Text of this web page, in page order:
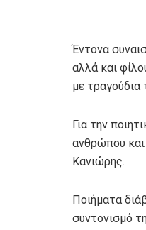
Έντονα
αλλά και
με τραγούδια
Για την
ανθρώπου και
Κανιώρης.
Ποιήματα
συντονισμό